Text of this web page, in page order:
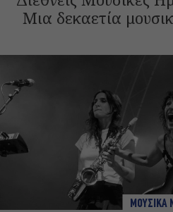
Μια δεκαετία
ΜΟΥΣΙΚΑ